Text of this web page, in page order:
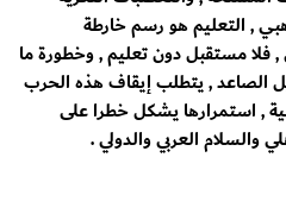
, التعليم هو رسم خارطة
فلا مستقبل دون تعليم , وخطورة ما
الصاعد , يتطلب إيقاف هذه الحرب
, استمرارها يشكل خطرا على
والسلام العربي والدولي .